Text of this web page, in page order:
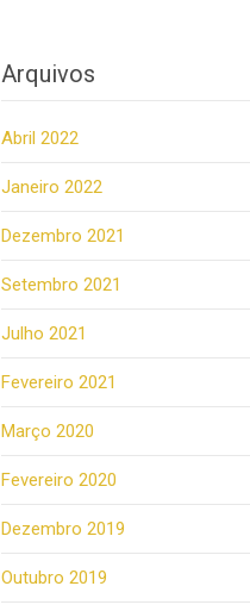
Arquivos
Abril 2022
Janeiro 2022
Dezembro 2021
Setembro 2021
Julho 2021
Fevereiro 2021
Março 2020
Fevereiro 2020
Dezembro 2019
Outubro 2019